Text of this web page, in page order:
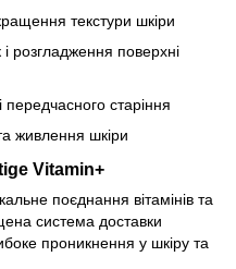
текстури шкіри
розгладження поверхні
передчасного старіння
живлення шкіри
Vitamin+
поєднання вітамінів та
система доставки
проникнення у шкіру та